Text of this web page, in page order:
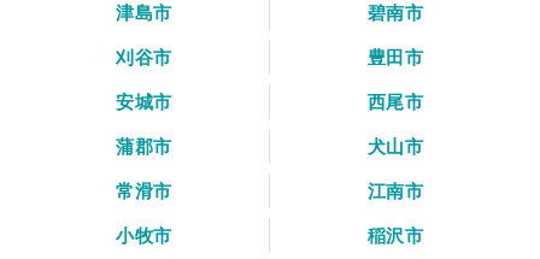
津島市
碧南市
刈谷市
豊田市
安城市
西尾市
蒲郡市
犬山市
常滑市
江南市
小牧市
稲沢市